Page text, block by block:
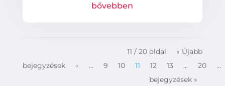
bővebben
11 / 20 oldal
« Újabb
bejegyzések
« ... 9 10 11 12 13 ... 20
...
bejegyzések »